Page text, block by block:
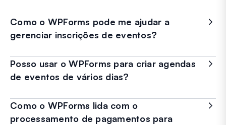
Como o WPForms pode me ajudar a
gerenciar inscrições de eventos?
Posso usar o WPForms para criar agendas
de eventos de vários dias?
Como o WPForms lida com o
processamento de pagamentos para